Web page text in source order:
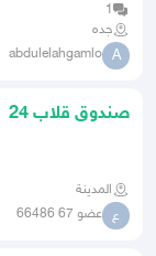
1
جده
A
abdulelahgamlo
صندوق قلاب 24
المدينة
ع عضو 67 66486